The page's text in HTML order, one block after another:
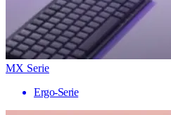
MX Serie
Ergo-Serie